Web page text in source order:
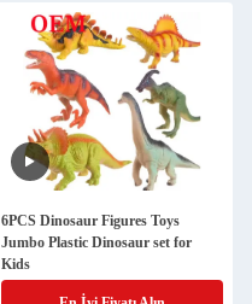
6PCS Dinosaur Figures Toys
Jumbo Plastic Dinosaur set for
Kids